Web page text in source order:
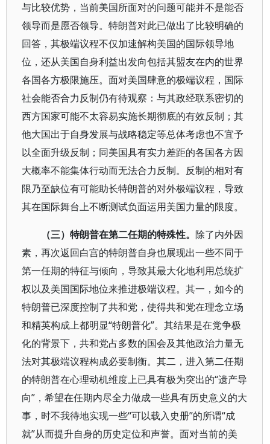
与比较优势，当前美国所面对的问题可能并不是能否
领导而是愿否领导。特朗普对此已做出了比较明确的
回答，其极端议程不仅加速解构美国的国际领导地
位，还从美国自身利益出发向包括其盟友在内的世界
各国各方极限施压。面对美国肆意的极端议程，国际
社会能否合力反制仍有待观察：与其政经联系密切的
西方国家可能不太容易实施长期彻底的有效反制；其
他大国出于自身发展与战略稳定等总体考虑也不宜予
以全面升级反制；同美国具有实力差距的各国各方因
大概率不能集体行动而无法合力反制。反制的相对有
限乃至缺位有可能助长特朗普的对外极端议程，导致
其在国际舞台上不断测试负面运用美国力量的限度。
（三）特朗普在第二任期的特殊性。 除了内外因
素，再次返回白宫的特朗普自身也展现出一些不同于
第一任期的特征与倾向，导致其最大化地利用总统扩
权以及美国国际地位来推进极端议程。其一，如今的
特朗普已深度控制了共和党，使得共和党在理念立场
和精英构成上都明显“特朗普化”。其结果是在党争极
化的背景下，共和党占多数的国会及其他政治力量无
法对其极端议程构成必要制衡。其二，进入第二任期
的特朗普在心理动机维度上已具有极为突出的“遗产导
向”，希望在任期内尽全力做成一些具有历史意义的大
事，时不我待地实现一些“可以载入史册”的所谓“成
就”从而提升自身的历史定位和声誉。面对当前的美